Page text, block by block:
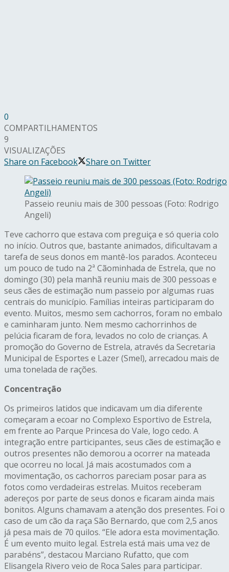
0
COMPARTILHAMENTOS
9
VISUALIZAÇÕES
Share on Facebook
Share on Twitter
Passeio reuniu mais de 300 pessoas (Foto: Rodrigo
Angeli)
Teve cachorro que estava com preguiça e só queria colo
no início. Outros que, bastante animados, dificultavam a
tarefa de seus donos em mantê-los parados. Aconteceu
um pouco de tudo na 2ª Cãominhada de Estrela, que no
domingo (30) pela manhã reuniu mais de 300 pessoas e
seus cães de estimação num passeio por algumas ruas
centrais do município. Famílias inteiras participaram do
evento. Muitos, mesmo sem cachorros, foram no embalo
e caminharam junto. Nem mesmo cachorrinhos de
pelúcia ficaram de fora, levados no colo de crianças. A
promoção do Governo de Estrela, através da Secretaria
Municipal de Esportes e Lazer (Smel), arrecadou mais de
uma tonelada de rações.
Concentração
Os primeiros latidos que indicavam um dia diferente
começaram a ecoar no Complexo Esportivo de Estrela,
em frente ao Parque Princesa do Vale, logo cedo. A
integração entre participantes, seus cães de estimação e
outros presentes não demorou a ocorrer na mateada
que ocorreu no local. Já mais acostumados com a
movimentação, os cachorros pareciam posar para as
fotos como verdadeiras estrelas. Muitos receberam
adereços por parte de seus donos e ficaram ainda mais
bonitos. Alguns chamavam a atenção dos presentes. Foi o
caso de um cão da raça São Bernardo, que com 2,5 anos
já pesa mais de 70 quilos. “Ele adora esta movimentação.
É um evento muito legal. Estrela está mais uma vez de
parabéns”, destacou Marciano Rufatto, que com
Elisangela Rivero veio de Roca Sales para participar.